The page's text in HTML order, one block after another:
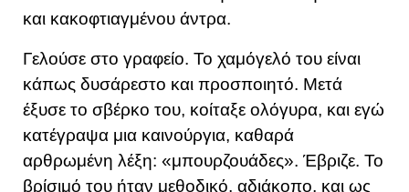
και κακοφτιαγμένου άντρα.
Γελούσε στο γραφείο. Το χαμόγελό του είναι
κάπως δυσάρεστο και προσποιητό. Μετά
έξυσε το σβέρκο του, κοίταξε ολόγυρα, και εγώ
κατέγραψα μια καινούργια, καθαρά
αρθρωμένη λέξη: «μπουρζουάδες». Έβριζε. Το
βρίσιμό του ήταν μεθοδικό, αδιάκοπο, και ως